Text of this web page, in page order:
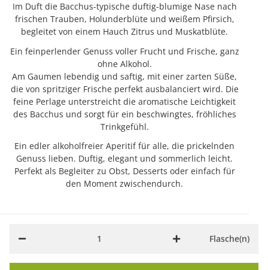
Im Duft die Bacchus-typische duftig-blumige Nase nach
frischen Trauben, Holunderblüte und weißem Pfirsich,
begleitet von einem Hauch Zitrus und Muskatblüte.
Ein feinperlender Genuss voller Frucht und Frische, ganz
ohne Alkohol.
Am Gaumen lebendig und saftig, mit einer zarten Süße,
die von spritziger Frische perfekt ausbalanciert wird. Die
feine Perlage unterstreicht die aromatische Leichtigkeit
des Bacchus und sorgt für ein beschwingtes, fröhliches
Trinkgefühl.
Ein edler alkoholfreier Aperitif für alle, die prickelnden
Genuss lieben. Duftig, elegant und sommerlich leicht.
Perfekt als Begleiter zu Obst, Desserts oder einfach für
den Moment zwischendurch.
Flasche(n)